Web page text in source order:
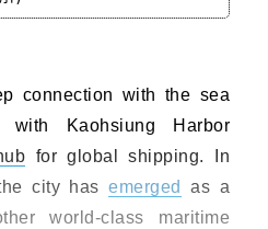
with the sea
with Kaohsiung Harbor
for global shipping. In
city hasemerged
as a
world-class maritime